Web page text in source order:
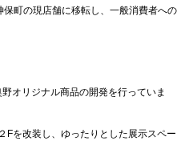
保町の現店舗に移転し、一般消費者への
オリジナル商品の開発を行っていま
Fを改装し、ゆったりとした展示スペー